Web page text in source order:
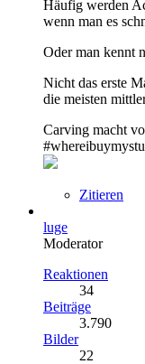
Häufig werden
wenn man es
Oder man kennt
Nicht das erste
die meisten
Carving macht
Zitieren
luge
Moderator
Reaktionen
34
Beiträge
3.790
Bilder
22